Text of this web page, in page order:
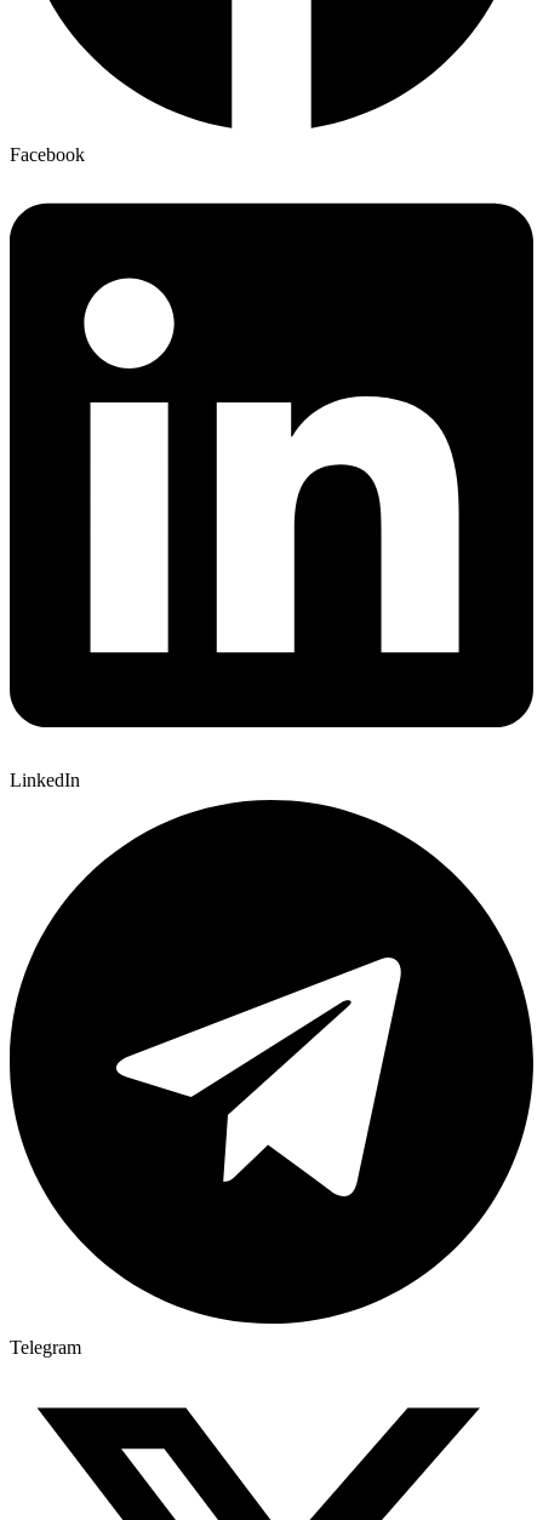
Facebook
LinkedIn
Telegram